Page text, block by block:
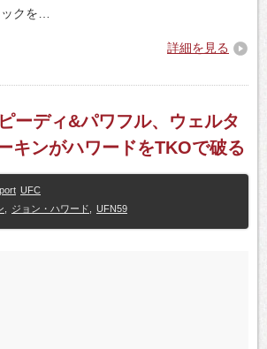
ックを…
詳細を見る
ーディ&パワフル、ウェルタ
キンがハワードをTKOで破る
UFC
ジョン・ハワード UFN59